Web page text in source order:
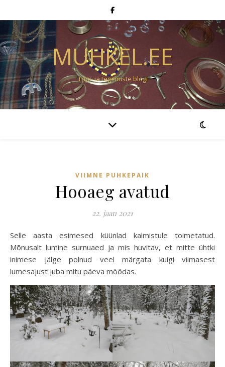
MUHKEL.EE
Tripi- ja tegemiste blogi
VIIMNE PUHKEPAIK
Hooaeg avatud
22. jaan 2021
Selle aasta esimesed küünlad kalmistule toimetatud.
Mõnusalt lumine surnuaed ja mis huvitav, et mitte ühtki
inimese jälge polnud veel märgata kuigi viimasest
lumesajust juba mitu päeva möödas.